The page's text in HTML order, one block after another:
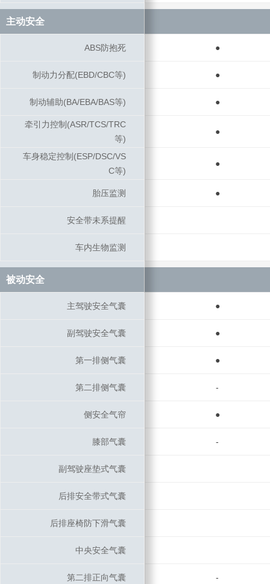
主动安全
ABS防抱死 ●
制动力分配(EBD/CBC等) ●
制动辅助(BA/EBA/BAS等) ●
牵引力控制(ASR/TCS/TRC
等)
●
车身稳定控制(ESP/DSC/VS
C等)
●
胎压监测 ●
安全带未系提醒
车内生物监测
被动安全
主驾驶安全气囊 ●
副驾驶安全气囊 ●
第一排侧气囊 ●
第二排侧气囊 -
侧安全气帘 ●
膝部气囊 -
副驾驶座垫式气囊
后排安全带式气囊
后排座椅防下滑气囊
中央安全气囊
第二排正向气囊 -
主动安全
ABS防抱死
制动力分配(EBD/CBC等)
制动辅助(BA/EBA/BAS等)
牵引力控制(ASR/TCS/TRC
等)
车身稳定控制(ESP/DSC/VS
C等)
胎压监测
安全带未系提醒
车内生物监测
被动安全
主驾驶安全气囊
副驾驶安全气囊
第一排侧气囊
第二排侧气囊
侧安全气帘
膝部气囊
副驾驶座垫式气囊
后排安全带式气囊
后排座椅防下滑气囊
中央安全气囊
第二排正向气囊